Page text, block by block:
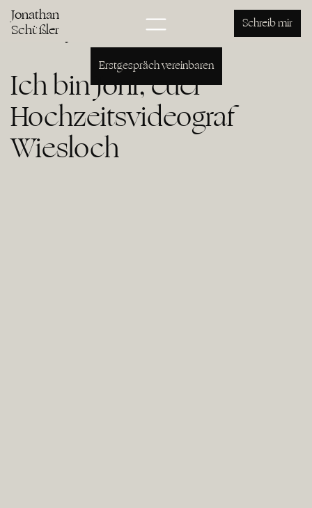
Jonathan
Schüßler Schreib mir
Hochzeitsvideo Wiesloch
Jonathan Schüßler
Erstgespräch vereinbaren
Ich bin Joni, euer
Hochzeitsvideograf
Wiesloch